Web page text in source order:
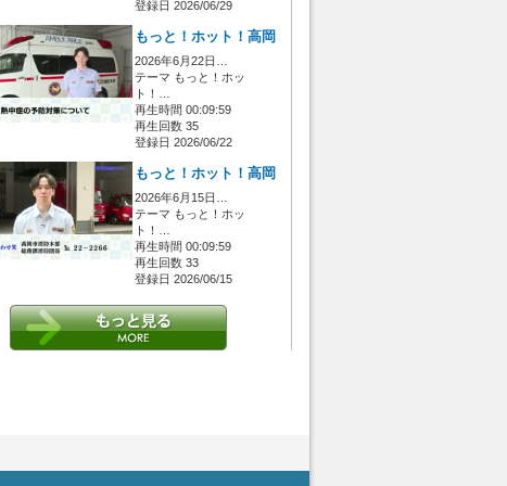
登録日 2026/06/29
もっと！ホット！高岡
2026年6月22日…
テーマ もっと！ホッ
ト！…
再生時間 00:09:59
再生回数 35
登録日 2026/06/22
もっと！ホット！高岡
2026年6月15日…
テーマ もっと！ホッ
ト！…
再生時間 00:09:59
再生回数 33
登録日 2026/06/15